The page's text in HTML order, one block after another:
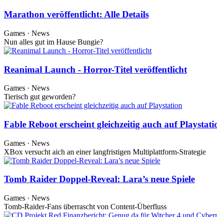
Marathon veröffentlicht: Alle Details
Games · News
Nun alles gut im Hause Bungie?
Reanimal Launch - Horror-Titel veröffentlicht
Games · News
Tierisch gut geworden?
Fable Reboot erscheint gleichzeitig auch auf
Games · News
XBox versucht aich an einer langfristigen Multiplattform-Strategie
Tomb Raider Doppel-Reveal: Lara’s neue Spiele
Games · News
Tomb-Raider-Fans überrascht von Content-Überfluss